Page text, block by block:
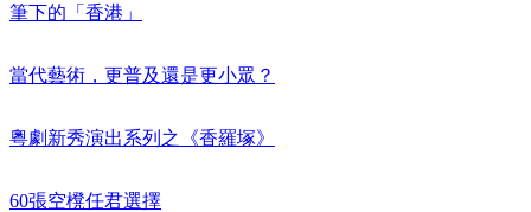
筆下的「香港」
當代藝術，更普及還是更小眾？
粵劇新秀演出系列之《香羅塚》
60張空櫈任君選擇